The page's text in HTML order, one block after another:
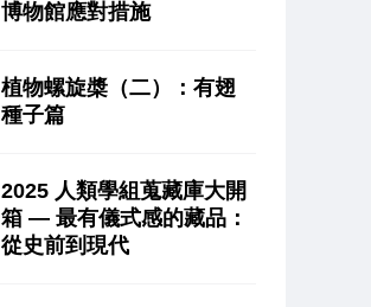
博物館應對措施
植物螺旋槳（二）：有翅
種子篇
2025 人類學組蒐藏庫大開
箱 — 最有儀式感的藏品：
從史前到現代